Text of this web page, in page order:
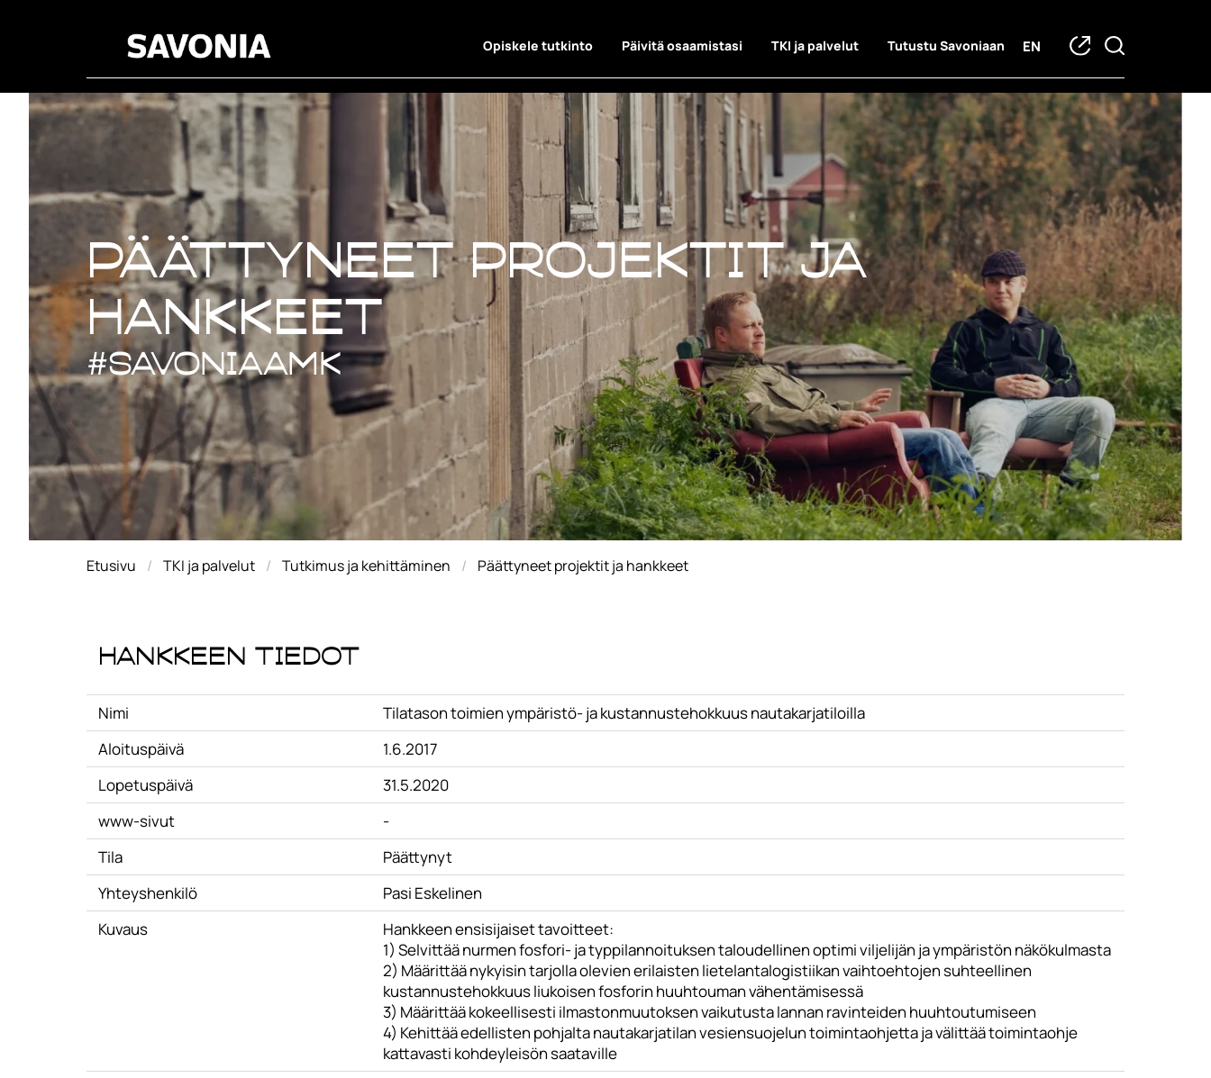
Opiskele tutkinto Päivitä osaamistasi TKI ja palvelut Tutustu Savoniaan EN
Päättyneet projektit ja hankkeet
Päättyneet projektit ja
hankkeet
#savoniaAMK
Etusivu TKI ja palvelut Tutkimus ja kehittäminen Päättyneet projektit ja hankkeet
Hankkeen tiedot
Nimi
Tilatason toimien ympäristö- ja kustannustehokkuus nautakarjatiloilla
Aloituspäivä
1.6.2017
Lopetuspäivä
31.5.2020
www-sivut
-
Tila
Päättynyt
Yhteyshenkilö
Pasi Eskelinen
Kuvaus
Hankkeen ensisijaiset tavoitteet:
1) Selvittää nurmen fosfori- ja typpilannoituksen taloudellinen optimi viljelijän ja ympäristön näkökulmasta
2) Määrittää nykyisin tarjolla olevien erilaisten lietelantalogistiikan vaihtoehtojen suhteellinen
kustannustehokkuus liukoisen fosforin huuhtouman vähentämisessä
3) Määrittää kokeellisesti ilmastonmuutoksen vaikutusta lannan ravinteiden huuhtoutumiseen
4) Kehittää edellisten pohjalta nautakarjatilan vesiensuojelun toimintaohjetta ja välittää toimintaohje
kattavasti kohdeyleisön saataville